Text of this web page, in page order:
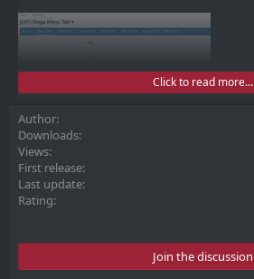
Click to read more...
Author
Downloads
Views
First release
Last update
Rating
Join the discussion